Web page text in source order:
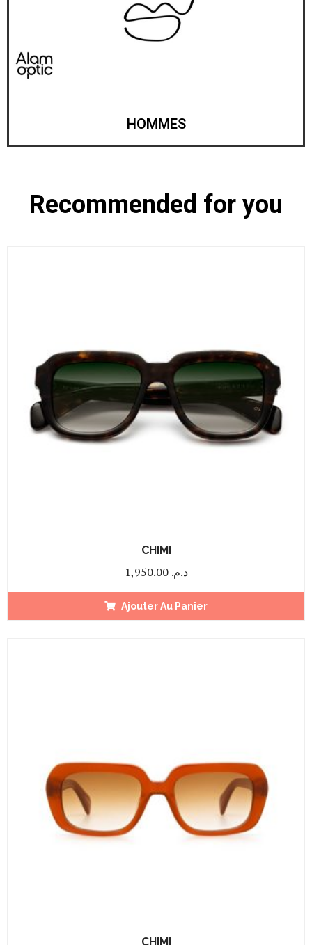
HOMMES
Recommended for you
CHIMI
د.م. 1,950.00
Ajouter Au Panier
CHIMI